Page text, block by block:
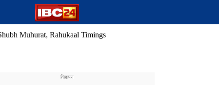
Muhurat, Rahukaal Timings